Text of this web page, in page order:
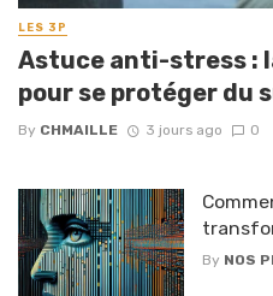
LES 3P
Astuce anti-stress :
pour se protéger du
By CHMAILLE 3 jours ago 0
By NOS